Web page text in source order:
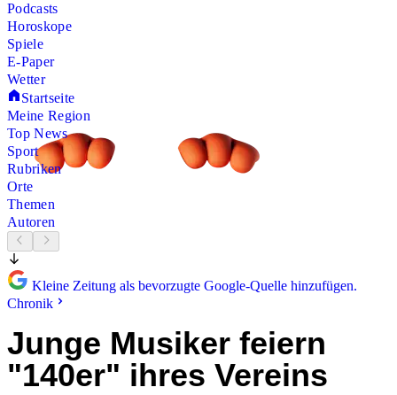
Podcasts
Horoskope
Spiele
E-Paper
Wetter
Startseite
Meine Region
Top News
Sport
Rubriken
Orte
Themen
Autoren
Kleine Zeitung als bevorzugte Google-Quelle hinzufügen.
Chronik
Junge Musiker feiern
"140er" ihres Vereins